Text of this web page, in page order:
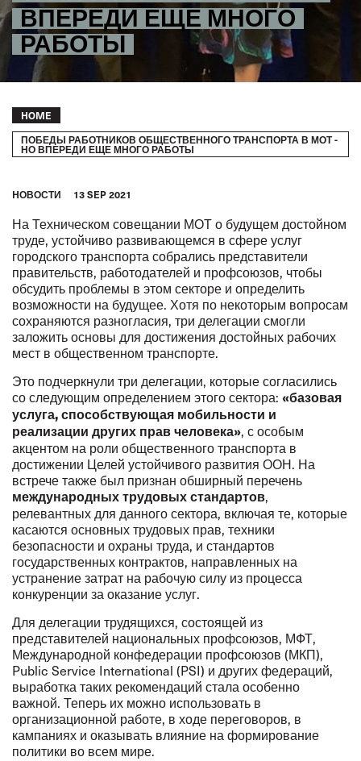
ВПЕРЕДИ ЕЩЕ МНОГО
РАБОТЫ
Breadcrumb
HOME
ПОБЕДЫ РАБОТНИКОВ ОБЩЕСТВЕННОГО ТРАНСПОРТА В МОТ -
НО ВПЕРЕДИ ЕЩЕ МНОГО РАБОТЫ
HОВОСТИ 13 SEP 2021
НаТехническом совещании МОТ о будущем достойном
труде, устойчиво развивающемся в сфере услуг
городского транспортасобрались представители
правительств, работодателей и профсоюзов, чтобы
обсудить проблемы в этом секторе и определить
возможности на будущее. Хотя по некоторым вопросам
сохраняются разногласия, три делегации смогли
заложить основы для достижения достойных рабочих
мест в общественном транспорте.
Это подчеркнули три делегации, которые согласились
со следующим определением этого сектора: «базовая
услуга, способствующая мобильности и
реализации других прав человека», с особым
акцентом на роли общественного транспорта в
достижении Целей устойчивого развития ООН. На
встрече также был признан обширный перечень
международных трудовых стандартов,
релевантных для данного сектора, включая те, которые
касаются основных трудовых прав, техники
безопасности и охраны труда, и стандартов
государственных контрактов, направленных на
устранение затрат на рабочую силу из процесса
конкуренции за оказание услуг.
Для делегации трудящихся, состоящей из
представителей национальных профсоюзов, МФТ,
Международной конфедерации профсоюзов (МКП),
Public Service International (PSI) и других федераций,
выработка таких рекомендаций стала особенно
важной. Теперь их можно использовать в
организационной работе, в ходе переговоров, в
кампаниях и оказывать влияние на формирование
политики во всем мире.